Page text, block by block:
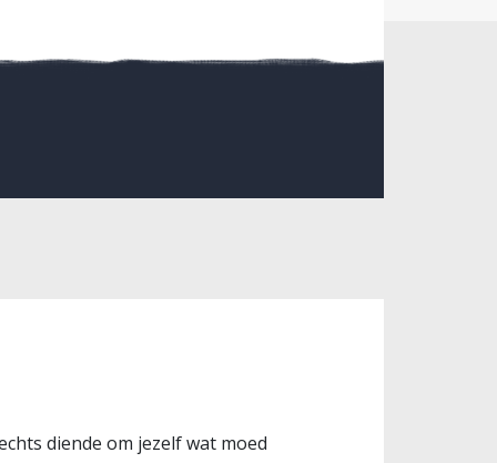
diende om jezelf wat moed